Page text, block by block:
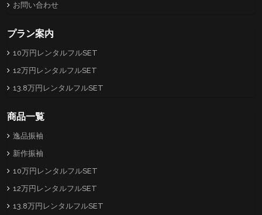
お問い合わせ
プラン案内
10万円レンタルフルSET
12万円レンタルフルSET
13.8万円レンタルフルSET
商品一覧
逸品振袖
新作振袖
10万円レンタルフルSET
12万円レンタルフルSET
13.8万円レンタルフルSET